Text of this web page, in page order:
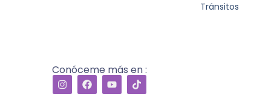
Conóceme más en :
Tránsitos